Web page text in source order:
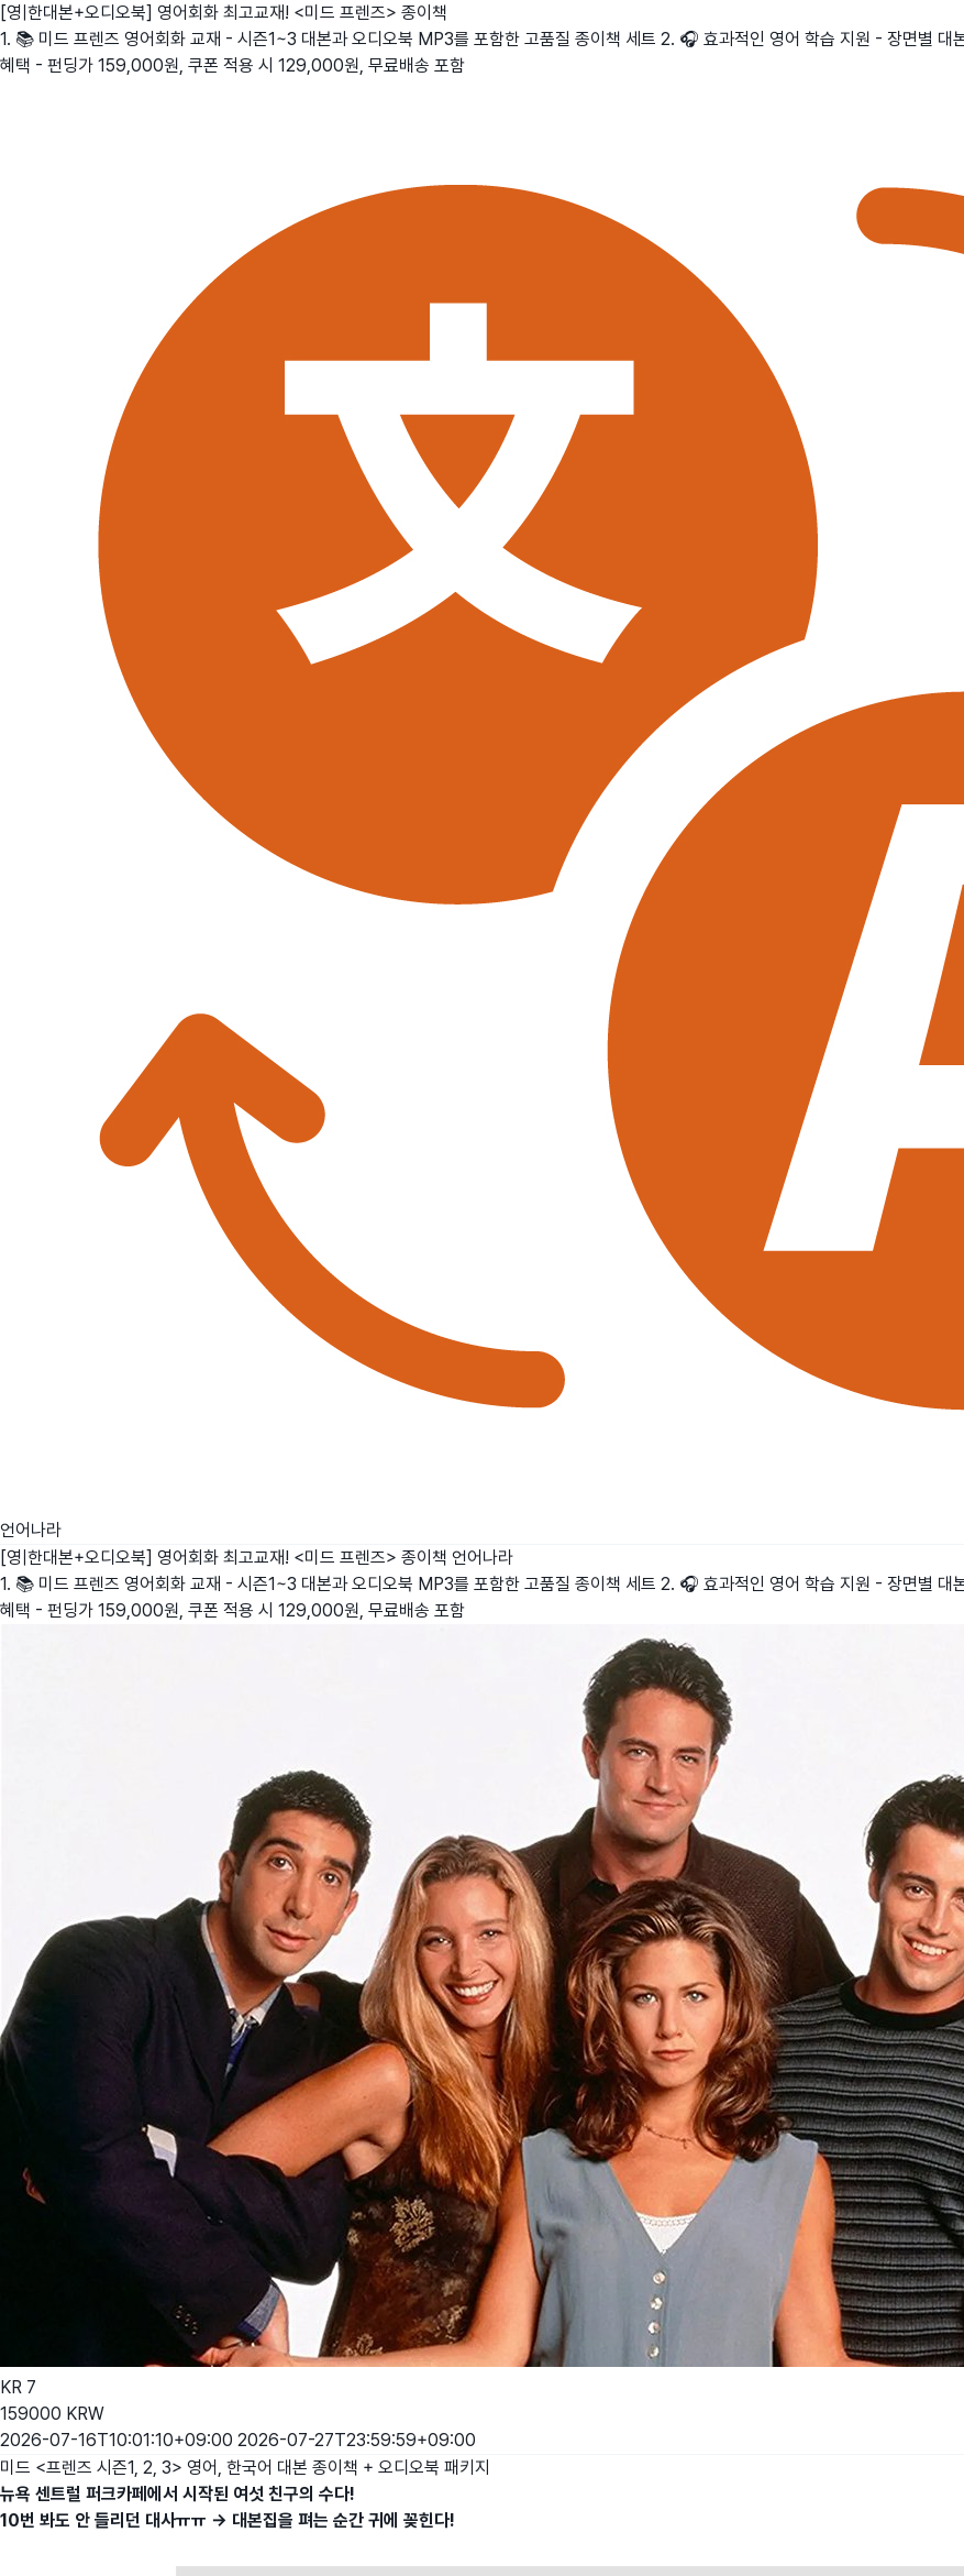
[영|한대본+오디오북] 영어회화 최고교재! <미드 프렌즈> 종이책
1. 📚 미드 프렌즈 영어회화 교재 - 시즌1~3 대본과 오디오북 MP3를 포함한 고품질 종이책 세트 2. 🎧 효과적인 영어 학습 지원 - 장면별
혜택 - 펀딩가 159,000원, 쿠폰 적용 시 129,000원, 무료배송 포함
언어나라
[영|한대본+오디오북] 영어회화 최고교재! <미드 프렌즈> 종이책 언어나라
1. 📚 미드 프렌즈 영어회화 교재 - 시즌1~3 대본과 오디오북 MP3를 포함한 고품질 종이책 세트 2. 🎧 효과적인 영어 학습 지원 - 장면별
혜택 - 펀딩가 159,000원, 쿠폰 적용 시 129,000원, 무료배송 포함
KR 7
159000 KRW
2026-07-16T10:01:10+09:00 2026-07-27T23:59:59+09:00
미드 <프렌즈 시즌1, 2, 3> 영어, 한국어 대본 종이책 + 오디오북 패키지
뉴욕 센트럴 퍼크카페에서 시작된 여섯 친구의 수다!
10번 봐도 안 들리던 대사ㅠㅠ → 대본집을 펴는 순간 귀에 꽂힌다!